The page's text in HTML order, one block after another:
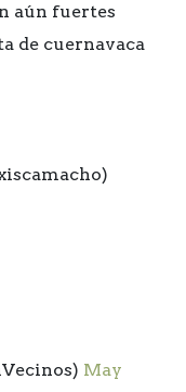
aún fuertes
de cuernavaca
May